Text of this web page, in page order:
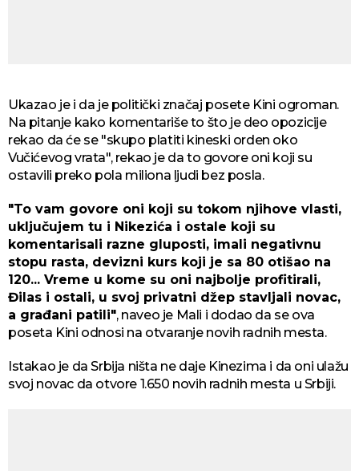
Ukazao je i da je politički značaj posete Kini ogroman.
Na pitanje kako komentariše to što je deo opozicije
rekao da će se "skupo platiti kineski orden oko
Vučićevog vrata", rekao je da to govore oni koji su
ostavili preko pola miliona ljudi bez posla.
"To vam govore oni koji su tokom njihove vlasti,
uključujem tu i Nikezića i ostale koji su
komentarisali razne gluposti, imali negativnu
stopu rasta, devizni kurs koji je sa 80 otišao na
120... Vreme u kome su oni najbolje profitirali,
Đilas i ostali, u svoj privatni džep stavljali novac,
a građani patili", naveo je Mali i dodao da se ova
poseta Kini odnosi na otvaranje novih radnih mesta.
Istakao je da Srbija ništa ne daje Kinezima i da oni ulažu
svoj novac da otvore 1.650 novih radnih mesta u Srbiji.